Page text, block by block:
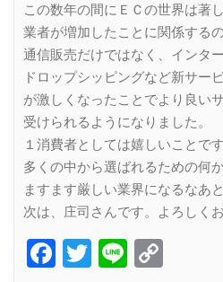
この数年の間にＥＣの世界は著
業者が増加したことに関係する
通信販売だけではなく、インタ
ドロップシッピングなど新サー
が激しくなったことでより良い
受けられるようになりました。
１消費者としては嬉しいことで
多くの中から選ばれるための何
ますます厳しい業界になるなあ
次は、庄司さんです。よろしく
Facebook
Twitter
Line